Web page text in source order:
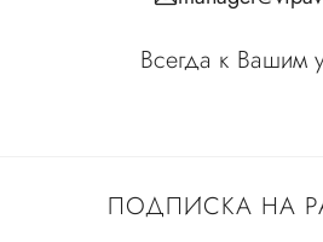
ПОДПИСКА НА
Всегда к Вашим